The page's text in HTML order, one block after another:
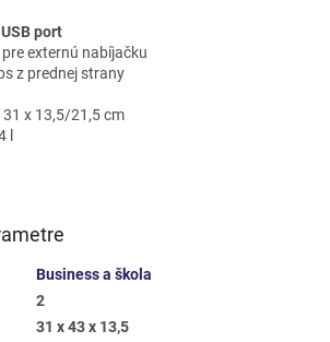
USB port
externú nabíjačku
z prednej strany
31 x 13,5/21,5 cm
l
Business a škola
2
31 x 43 x 13,5